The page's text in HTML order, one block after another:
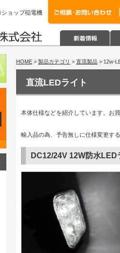
ョップ稲電機
HOME > 製品カテゴリ > 直流製品 > 12w-
直流LEDライト
本体仕様などを紹介しています。お
輸入品の為、予告無しに仕様変更す
DC12/24V 12W防水LED